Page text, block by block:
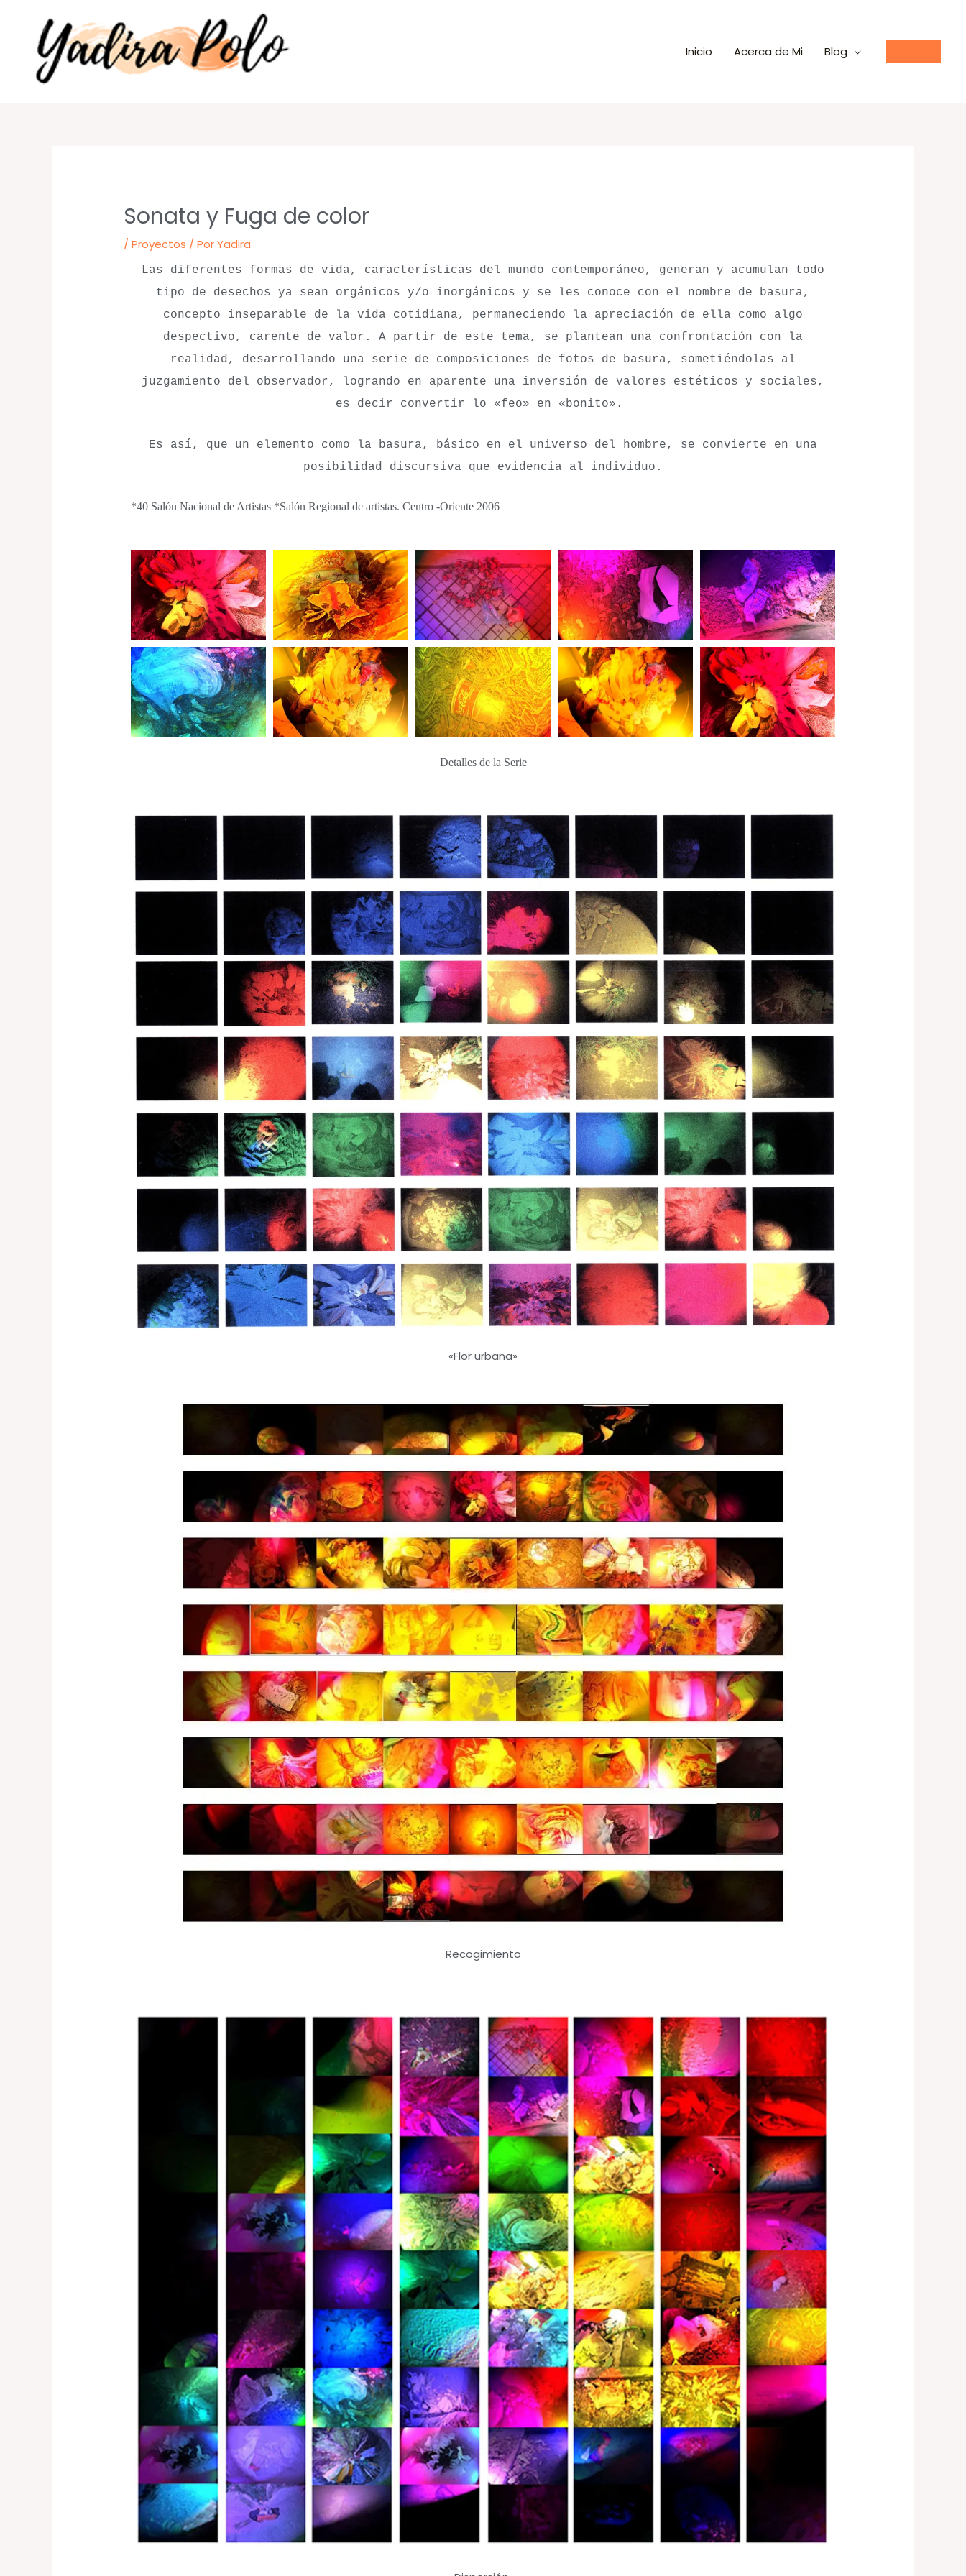
contenido
Inicio Acerca de Mi Blog
Sonata y Fuga de color
/Proyectos / PorYadira
Las diferentes formas de vida, características del mundo contemporáneo, generan y acumulan todo
tipo de desechos ya sean orgánicos y/o inorgánicos y se les conoce con el nombre de basura,
concepto inseparable de la vida cotidiana, permaneciendo la apreciación de ella como algo
despectivo, carente de valor. A partir de este tema, se plantean una confrontación con la
realidad, desarrollando una serie de composiciones de fotos de basura, sometiéndolas al
juzgamiento del observador, logrando en aparente una inversión de valores estéticos y sociales,
es decir convertir lo «feo» en «bonito».
Es así, que un elemento como la basura, básico en el universo del hombre, se convierte en una
posibilidad discursiva que evidencia al individuo.
*40 Salón Nacional de Artistas *Salón Regional de artistas. Centro -Oriente 2006
Detalles de la Serie
«Flor urbana»
Recogimiento